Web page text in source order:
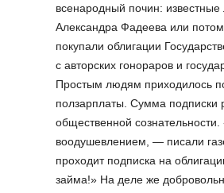
всенародный почин:
Александра Фадеева или
покупали облигации
с авторских гонораров и
Простым людям приходилось
ползарплаты. Сумма подписки
общественной
воодушевлением, — писали
проходит подписка на
займа!» На деле же